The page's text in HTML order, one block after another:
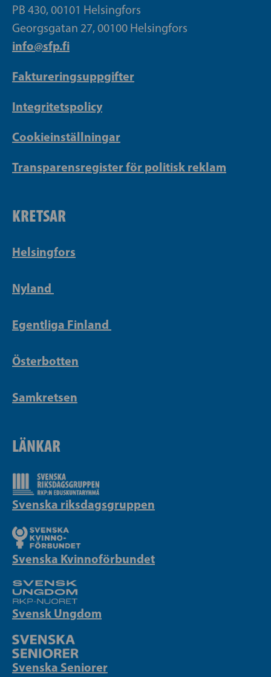
PB 430, 00101 Helsingfors
Georgsgatan 27, 00100 Helsingfors
info@sfp.fi
Faktureringsuppgifter
Integritetspolicy
Cookieinställningar
Transparensregister för politisk reklam
KRETSAR
Helsingfors
Nyland
Egentliga Finland
Österbotten
Samkretsen
LÄNKAR
Svenska riksdagsgruppen
Svenska Kvinnoförbundet
Svensk Ungdom
Svenska Seniorer